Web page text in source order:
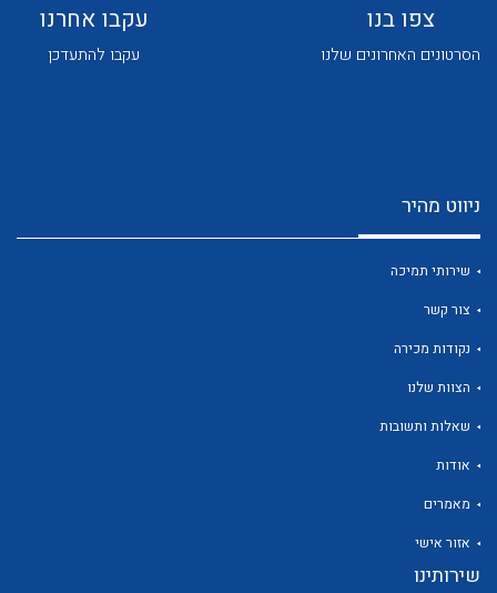
לכל מוצרי היצרן
צפו בנו
הסרטונים האחרונים שלנו
עקבו אחרנו
עקבו להתעדכן
ניווט מהיר
שירותי תמיכה
צור קשר
נקודות מכירה
הצוות שלנו
שאלות ותשובות
אודות
מאמרים
אזור אישי
שירותינו